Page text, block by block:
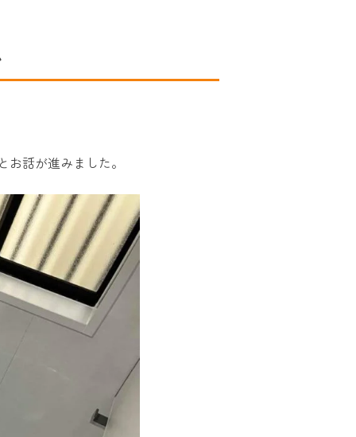
話が進みました。